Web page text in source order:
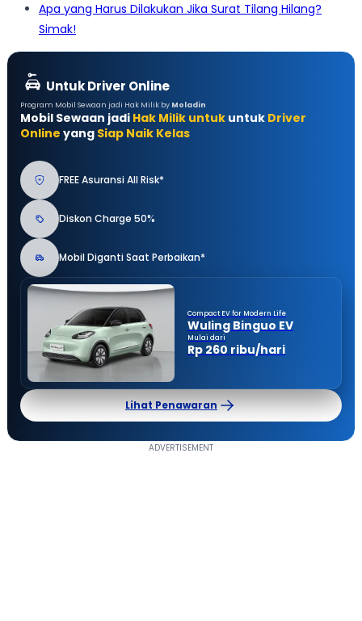
Apa yang Harus Dilakukan Jika Surat Tilang Hilang?
Simak!
Untuk Driver Online
Program Mobil Sewaan jadi Hak Milik by Moladin
Mobil Sewaan jadi Hak Milik untuk untuk Driver
Online yang Siap Naik Kelas
FREE Asuransi All Risk*
Diskon Charge 50%
Mobil Diganti Saat Perbaikan*
Compact EV for Modern Life
Wuling Binguo EV
Mulai dari
Rp 260 ribu/hari
Lihat Penawaran